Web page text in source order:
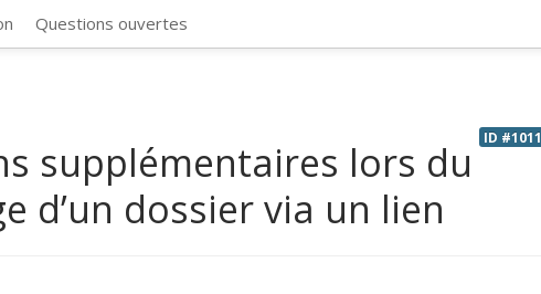
Questions ouvertes
ID #1011
supplémentaires lors du
d’un dossier via un lien